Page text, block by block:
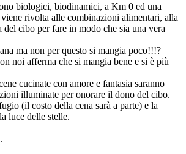
biologici, biodinamici, a Km 0 ed una
rivolta alle combinazioni alimentari, alla
del cibo per fare in modo che sia una vera
ma non per questo si mangia poco!!!?
noi afferma che si mangia bene e si è più
cucinate con amore e fantasia saranno
illuminate per onorare il dono del cibo.
(il costo della cena sarà a parte) e la
luce delle stelle.